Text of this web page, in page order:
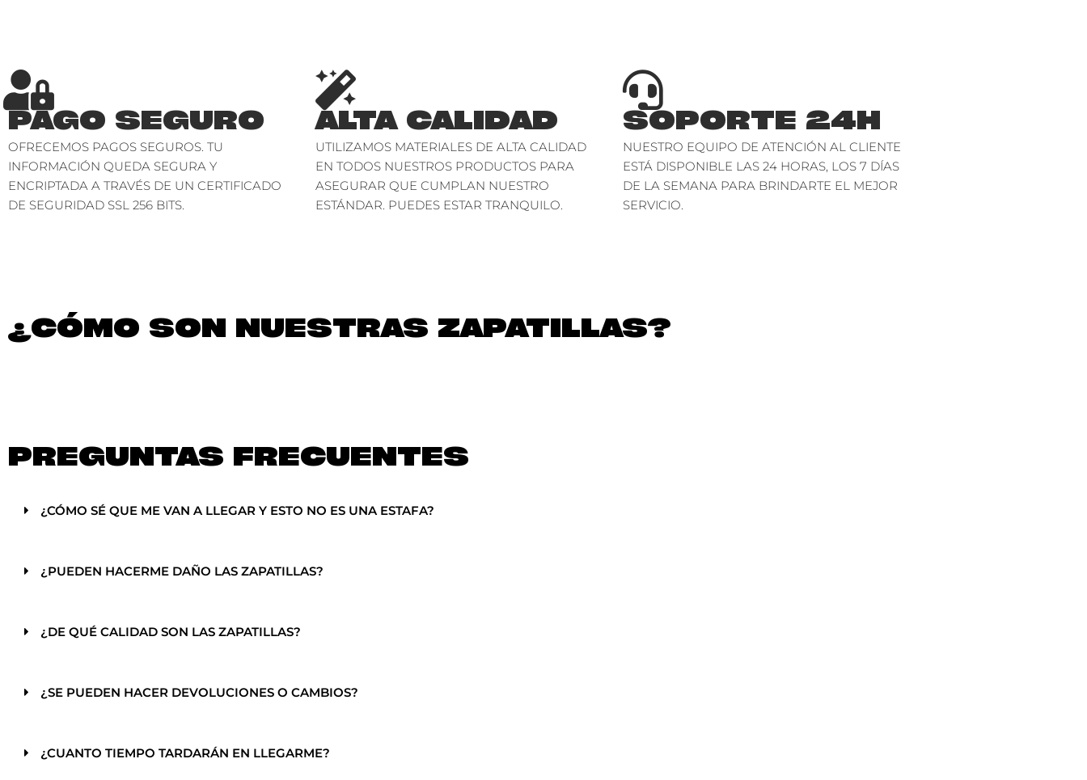
PAGO SEGURO
OFRECEMOS PAGOS SEGUROS. TU
INFORMACIÓN QUEDA SEGURA Y
ENCRIPTADA A TRAVÉS DE UN CERTIFICADO
DE SEGURIDAD SSL 256 BITS.
ALTA CALIDAD
UTILIZAMOS MATERIALES DE ALTA CALIDAD
EN TODOS NUESTROS PRODUCTOS PARA
ASEGURAR QUE CUMPLAN NUESTRO
ESTÁNDAR. PUEDES ESTAR TRANQUILO.
SOPORTE 24H
NUESTRO EQUIPO DE ATENCIÓN AL CLIENTE
ESTÁ DISPONIBLE LAS 24 HORAS, LOS 7 DÍAS
DE LA SEMANA PARA BRINDARTE EL MEJOR
SERVICIO.
¿CÓMO SON NUESTRAS ZAPATILLAS?
PREGUNTAS FRECUENTES
¿CÓMO SÉ QUE ME VAN A LLEGAR Y ESTO NO ES UNA ESTAFA?
¿PUEDEN HACERME DAÑO LAS ZAPATILLAS?
¿DE QUÉ CALIDAD SON LAS ZAPATILLAS?
¿SE PUEDEN HACER DEVOLUCIONES O CAMBIOS?
¿CUANTO TIEMPO TARDARÁN EN LLEGARME?